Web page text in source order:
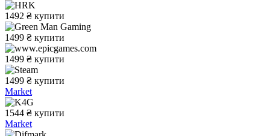
1492 ₴ купити
1499 ₴ купити
1499 ₴ купити
1499 ₴ купити
Market
1544 ₴ купити
Market